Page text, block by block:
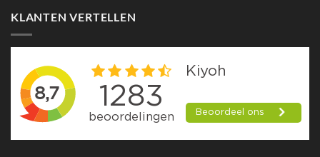
variaties.
Deze
gekozen
worden
op
kan
op
KLANTEN VERTELLEN